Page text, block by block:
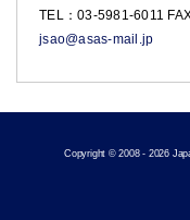
TEL：03-5981-6011
jsao@asas-mail.jp
Copyright © 2008 - 2026